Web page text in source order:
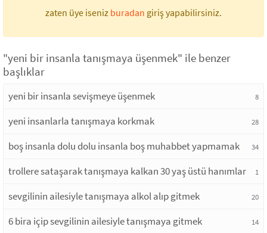
zaten üye iseniz buradan giriş yapabilirsiniz.
"yeni bir insanla tanışmaya üşenmek" ile benzer
başlıklar
yeni bir insanla sevişmeye üşenmek 8
yeni insanlarla tanışmaya korkmak 28
boş insanla dolu dolu insanla boş muhabbet yapmamak 34
trollere sataşarak tanışmaya kalkan 30 yaş üstü hanımlar 1
sevgilinin ailesiyle tanışmaya alkol alıp gitmek 20
6 bira içip sevgilinin ailesiyle tanışmaya gitmek 14